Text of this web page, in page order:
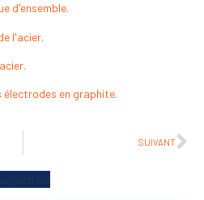
d'ensemble.
l'acier.
en graphite.
SUIVANT